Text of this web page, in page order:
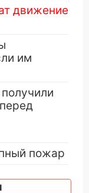
движение
им
пожар